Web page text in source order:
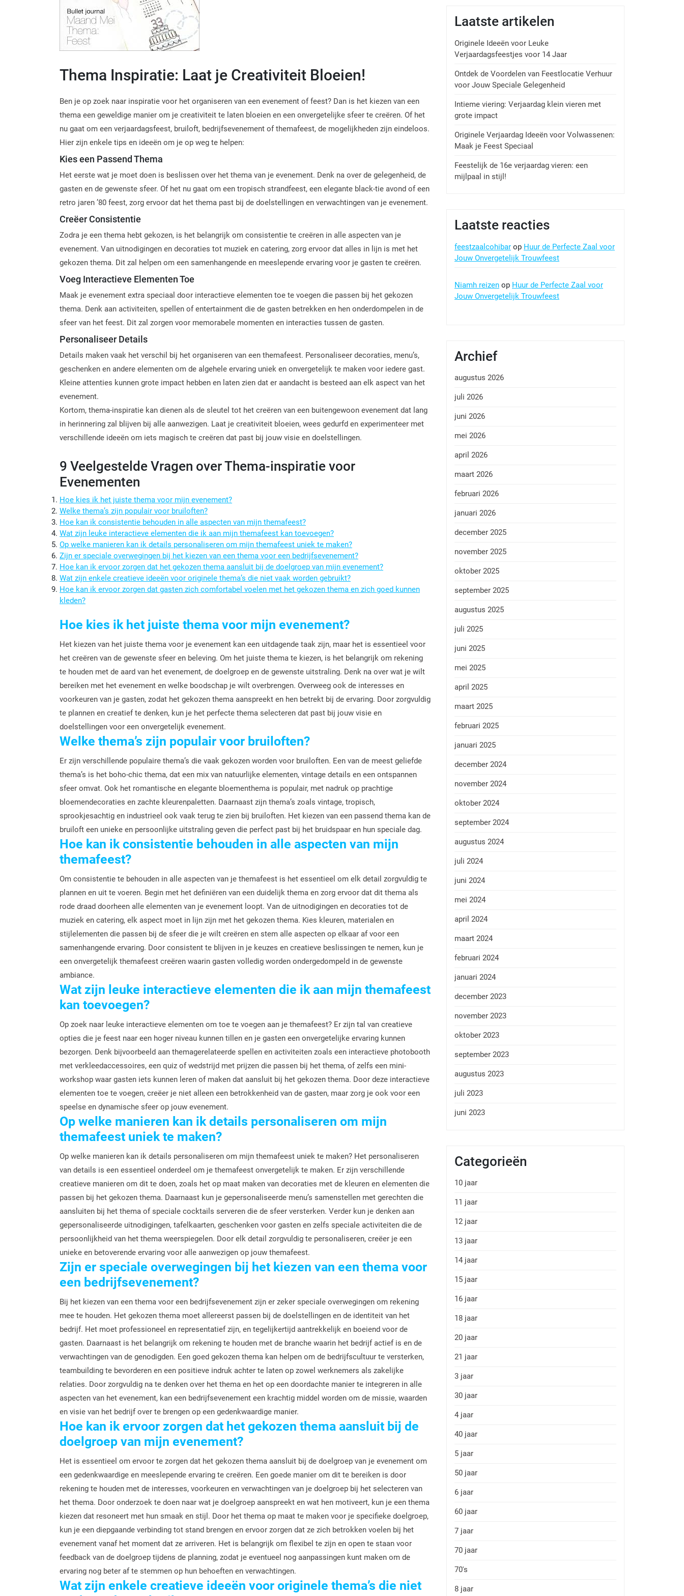
Thema Inspiratie: Laat je Creativiteit Bloeien!
Ben je op zoek naar inspiratie voor het organiseren van een evenement of feest? Dan is het kiezen van een
thema een geweldige manier om je creativiteit te laten bloeien en een onvergetelijke sfeer te creëren. Of het
nu gaat om een verjaardagsfeest, bruiloft, bedrijfsevenement of themafeest, de mogelijkheden zijn eindeloos.
Hier zijn enkele tips en ideeën om je op weg te helpen:
Kies een Passend Thema
Het eerste wat je moet doen is beslissen over het thema van je evenement. Denk na over de gelegenheid, de
gasten en de gewenste sfeer. Of het nu gaat om een tropisch strandfeest, een elegante black-tie avond of een
retro jaren ’80 feest, zorg ervoor dat het thema past bij de doelstellingen en verwachtingen van je evenement.
Creëer Consistentie
Zodra je een thema hebt gekozen, is het belangrijk om consistentie te creëren in alle aspecten van je
evenement. Van uitnodigingen en decoraties tot muziek en catering, zorg ervoor dat alles in lijn is met het
gekozen thema. Dit zal helpen om een samenhangende en meeslepende ervaring voor je gasten te creëren.
Voeg Interactieve Elementen Toe
Maak je evenement extra speciaal door interactieve elementen toe te voegen die passen bij het gekozen
thema. Denk aan activiteiten, spellen of entertainment die de gasten betrekken en hen onderdompelen in de
sfeer van het feest. Dit zal zorgen voor memorabele momenten en interacties tussen de gasten.
Personaliseer Details
Details maken vaak het verschil bij het organiseren van een themafeest. Personaliseer decoraties, menu’s,
geschenken en andere elementen om de algehele ervaring uniek en onvergetelijk te maken voor iedere gast.
Kleine attenties kunnen grote impact hebben en laten zien dat er aandacht is besteed aan elk aspect van het
evenement.
Kortom, thema-inspiratie kan dienen als de sleutel tot het creëren van een buitengewoon evenement dat lang
in herinnering zal blijven bij alle aanwezigen. Laat je creativiteit bloeien, wees gedurfd en experimenteer met
verschillende ideeën om iets magisch te creëren dat past bij jouw visie en doelstellingen.
9 Veelgestelde Vragen over Thema-inspiratie voor
Evenementen
Hoe kies ik het juiste thema voor mijn evenement?
Welke thema’s zijn populair voor bruiloften?
Hoe kan ik consistentie behouden in alle aspecten van mijn themafeest?
Wat zijn leuke interactieve elementen die ik aan mijn themafeest kan toevoegen?
Op welke manieren kan ik details personaliseren om mijn themafeest uniek te maken?
Zijn er speciale overwegingen bij het kiezen van een thema voor een bedrijfsevenement?
Hoe kan ik ervoor zorgen dat het gekozen thema aansluit bij de doelgroep van mijn evenement?
Wat zijn enkele creatieve ideeën voor originele thema’s die niet vaak worden gebruikt?
Hoe kan ik ervoor zorgen dat gasten zich comfortabel voelen met het gekozen thema en zich goed kunnen
kleden?
Hoe kies ik het juiste thema voor mijn evenement?
Het kiezen van het juiste thema voor je evenement kan een uitdagende taak zijn, maar het is essentieel voor
het creëren van de gewenste sfeer en beleving. Om het juiste thema te kiezen, is het belangrijk om rekening
te houden met de aard van het evenement, de doelgroep en de gewenste uitstraling. Denk na over wat je wilt
bereiken met het evenement en welke boodschap je wilt overbrengen. Overweeg ook de interesses en
voorkeuren van je gasten, zodat het gekozen thema aanspreekt en hen betrekt bij de ervaring. Door zorgvuldig
te plannen en creatief te denken, kun je het perfecte thema selecteren dat past bij jouw visie en
doelstellingen voor een onvergetelijk evenement.
Welke thema’s zijn populair voor bruiloften?
Er zijn verschillende populaire thema’s die vaak gekozen worden voor bruiloften. Een van de meest geliefde
thema’s is het boho-chic thema, dat een mix van natuurlijke elementen, vintage details en een ontspannen
sfeer omvat. Ook het romantische en elegante bloementhema is populair, met nadruk op prachtige
bloemendecoraties en zachte kleurenpaletten. Daarnaast zijn thema’s zoals vintage, tropisch,
sprookjesachtig en industrieel ook vaak terug te zien bij bruiloften. Het kiezen van een passend thema kan de
bruiloft een unieke en persoonlijke uitstraling geven die perfect past bij het bruidspaar en hun speciale dag.
Hoe kan ik consistentie behouden in alle aspecten van mijn
themafeest?
Om consistentie te behouden in alle aspecten van je themafeest is het essentieel om elk detail zorgvuldig te
plannen en uit te voeren. Begin met het definiëren van een duidelijk thema en zorg ervoor dat dit thema als
rode draad doorheen alle elementen van je evenement loopt. Van de uitnodigingen en decoraties tot de
muziek en catering, elk aspect moet in lijn zijn met het gekozen thema. Kies kleuren, materialen en
stijlelementen die passen bij de sfeer die je wilt creëren en stem alle aspecten op elkaar af voor een
samenhangende ervaring. Door consistent te blijven in je keuzes en creatieve beslissingen te nemen, kun je
een onvergetelijk themafeest creëren waarin gasten volledig worden ondergedompeld in de gewenste
ambiance.
Wat zijn leuke interactieve elementen die ik aan mijn themafeest
kan toevoegen?
Op zoek naar leuke interactieve elementen om toe te voegen aan je themafeest? Er zijn tal van creatieve
opties die je feest naar een hoger niveau kunnen tillen en je gasten een onvergetelijke ervaring kunnen
bezorgen. Denk bijvoorbeeld aan themagerelateerde spellen en activiteiten zoals een interactieve photobooth
met verkleedaccessoires, een quiz of wedstrijd met prijzen die passen bij het thema, of zelfs een mini-
workshop waar gasten iets kunnen leren of maken dat aansluit bij het gekozen thema. Door deze interactieve
elementen toe te voegen, creëer je niet alleen een betrokkenheid van de gasten, maar zorg je ook voor een
speelse en dynamische sfeer op jouw evenement.
Op welke manieren kan ik details personaliseren om mijn
themafeest uniek te maken?
Op welke manieren kan ik details personaliseren om mijn themafeest uniek te maken? Het personaliseren
van details is een essentieel onderdeel om je themafeest onvergetelijk te maken. Er zijn verschillende
creatieve manieren om dit te doen, zoals het op maat maken van decoraties met de kleuren en elementen die
passen bij het gekozen thema. Daarnaast kun je gepersonaliseerde menu’s samenstellen met gerechten die
aansluiten bij het thema of speciale cocktails serveren die de sfeer versterken. Verder kun je denken aan
gepersonaliseerde uitnodigingen, tafelkaarten, geschenken voor gasten en zelfs speciale activiteiten die de
persoonlijkheid van het thema weerspiegelen. Door elk detail zorgvuldig te personaliseren, creëer je een
unieke en betoverende ervaring voor alle aanwezigen op jouw themafeest.
Zijn er speciale overwegingen bij het kiezen van een thema voor
een bedrijfsevenement?
Bij het kiezen van een thema voor een bedrijfsevenement zijn er zeker speciale overwegingen om rekening
mee te houden. Het gekozen thema moet allereerst passen bij de doelstellingen en de identiteit van het
bedrijf. Het moet professioneel en representatief zijn, en tegelijkertijd aantrekkelijk en boeiend voor de
gasten. Daarnaast is het belangrijk om rekening te houden met de branche waarin het bedrijf actief is en de
verwachtingen van de genodigden. Een goed gekozen thema kan helpen om de bedrijfscultuur te versterken,
teambuilding te bevorderen en een positieve indruk achter te laten op zowel werknemers als zakelijke
relaties. Door zorgvuldig na te denken over het thema en het op een doordachte manier te integreren in alle
aspecten van het evenement, kan een bedrijfsevenement een krachtig middel worden om de missie, waarden
en visie van het bedrijf over te brengen op een gedenkwaardige manier.
Hoe kan ik ervoor zorgen dat het gekozen thema aansluit bij de
doelgroep van mijn evenement?
Het is essentieel om ervoor te zorgen dat het gekozen thema aansluit bij de doelgroep van je evenement om
een gedenkwaardige en meeslepende ervaring te creëren. Een goede manier om dit te bereiken is door
rekening te houden met de interesses, voorkeuren en verwachtingen van je doelgroep bij het selecteren van
het thema. Door onderzoek te doen naar wat je doelgroep aanspreekt en wat hen motiveert, kun je een thema
kiezen dat resoneert met hun smaak en stijl. Door het thema op maat te maken voor je specifieke doelgroep,
kun je een diepgaande verbinding tot stand brengen en ervoor zorgen dat ze zich betrokken voelen bij het
evenement vanaf het moment dat ze arriveren. Het is belangrijk om flexibel te zijn en open te staan voor
feedback van de doelgroep tijdens de planning, zodat je eventueel nog aanpassingen kunt maken om de
ervaring nog beter af te stemmen op hun behoeften en verwachtingen.
Wat zijn enkele creatieve ideeën voor originele thema’s die niet
Laatste artikelen
Originele Ideeën voor Leuke
Verjaardagsfeestjes voor 14 Jaar
Ontdek de Voordelen van Feestlocatie Verhuur
voor Jouw Speciale Gelegenheid
Intieme viering: Verjaardag klein vieren met
grote impact
Originele Verjaardag Ideeën voor Volwassenen:
Maak je Feest Speciaal
Feestelijk de 16e verjaardag vieren: een
mijlpaal in stijl!
Laatste reacties
feestzaalcohibar op Huur de Perfecte Zaal voor
Jouw Onvergetelijk Trouwfeest
Niamh reizen op Huur de Perfecte Zaal voor
Jouw Onvergetelijk Trouwfeest
Archief
augustus 2026
juli 2026
juni 2026
mei 2026
april 2026
maart 2026
februari 2026
januari 2026
december 2025
november 2025
oktober 2025
september 2025
augustus 2025
juli 2025
juni 2025
mei 2025
april 2025
maart 2025
februari 2025
januari 2025
december 2024
november 2024
oktober 2024
september 2024
augustus 2024
juli 2024
juni 2024
mei 2024
april 2024
maart 2024
februari 2024
januari 2024
december 2023
november 2023
oktober 2023
september 2023
augustus 2023
juli 2023
juni 2023
Categorieën
10 jaar
11 jaar
12 jaar
13 jaar
14 jaar
15 jaar
16 jaar
18 jaar
20 jaar
21 jaar
3 jaar
30 jaar
4 jaar
40 jaar
5 jaar
50 jaar
6 jaar
60 jaar
7 jaar
70 jaar
70's
8 jaar